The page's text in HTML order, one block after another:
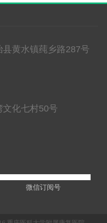
黄水镇莼乡路287号
化七村50号
微信订阅号